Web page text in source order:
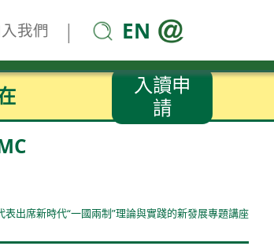
我們 | EN
入讀申
請
表出席新時代“一國兩制”理論與實踐的新發展專題講座